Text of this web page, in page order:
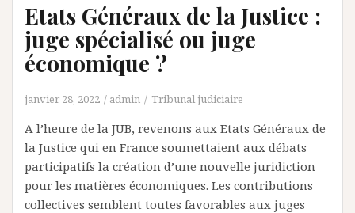
Etats Généraux de la Justice :
juge spécialisé ou juge
économique ?
janvier 28, 2022 admin Tribunal judiciaire
A l’heure de la JUB, revenons aux Etats Généraux de
la Justice qui en France soumettaient aux débats
participatifs la création d’une nouvelle juridiction
pour les matières économiques. Les contributions
collectives semblent toutes favorables aux juges